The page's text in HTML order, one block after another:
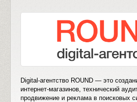
Digital-агентство ROUND — это
интернет-магазинов, технический
продвижение и реклама в поисковых